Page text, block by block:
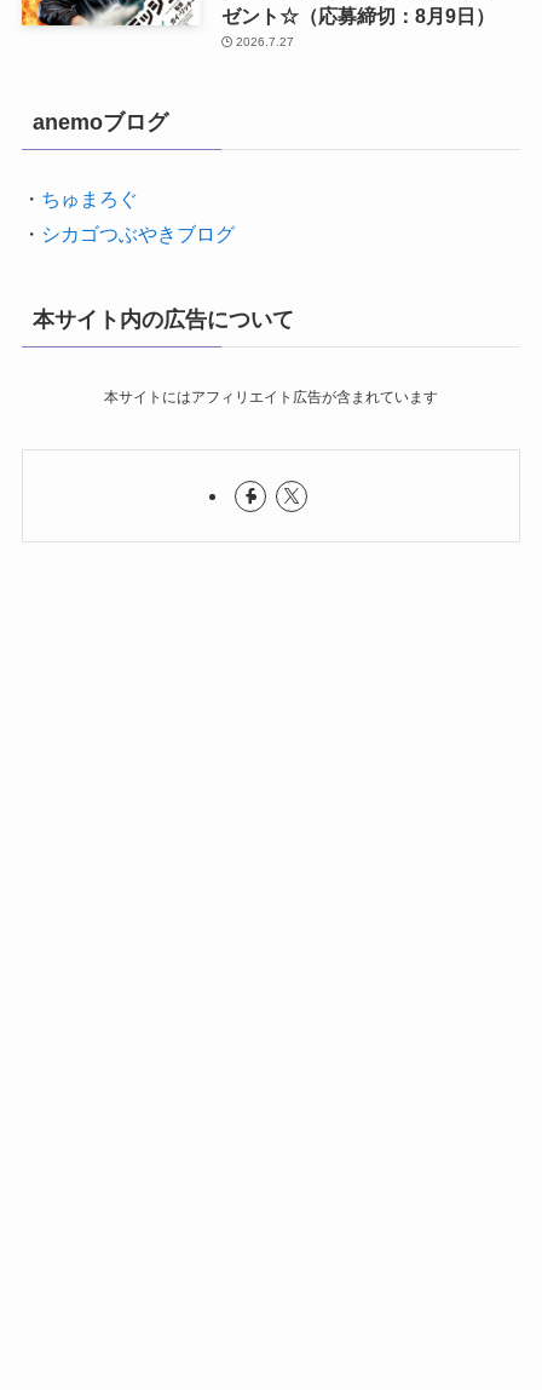
ゼント☆（応募締切：8月9日）
2026.7.27
anemoブログ
・ ちゅまろぐ
・ シカゴつぶやきブログ
本サイト内の広告について
本サイトにはアフィリエイト広告が含まれています